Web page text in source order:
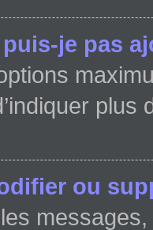
je pas
plus
ou